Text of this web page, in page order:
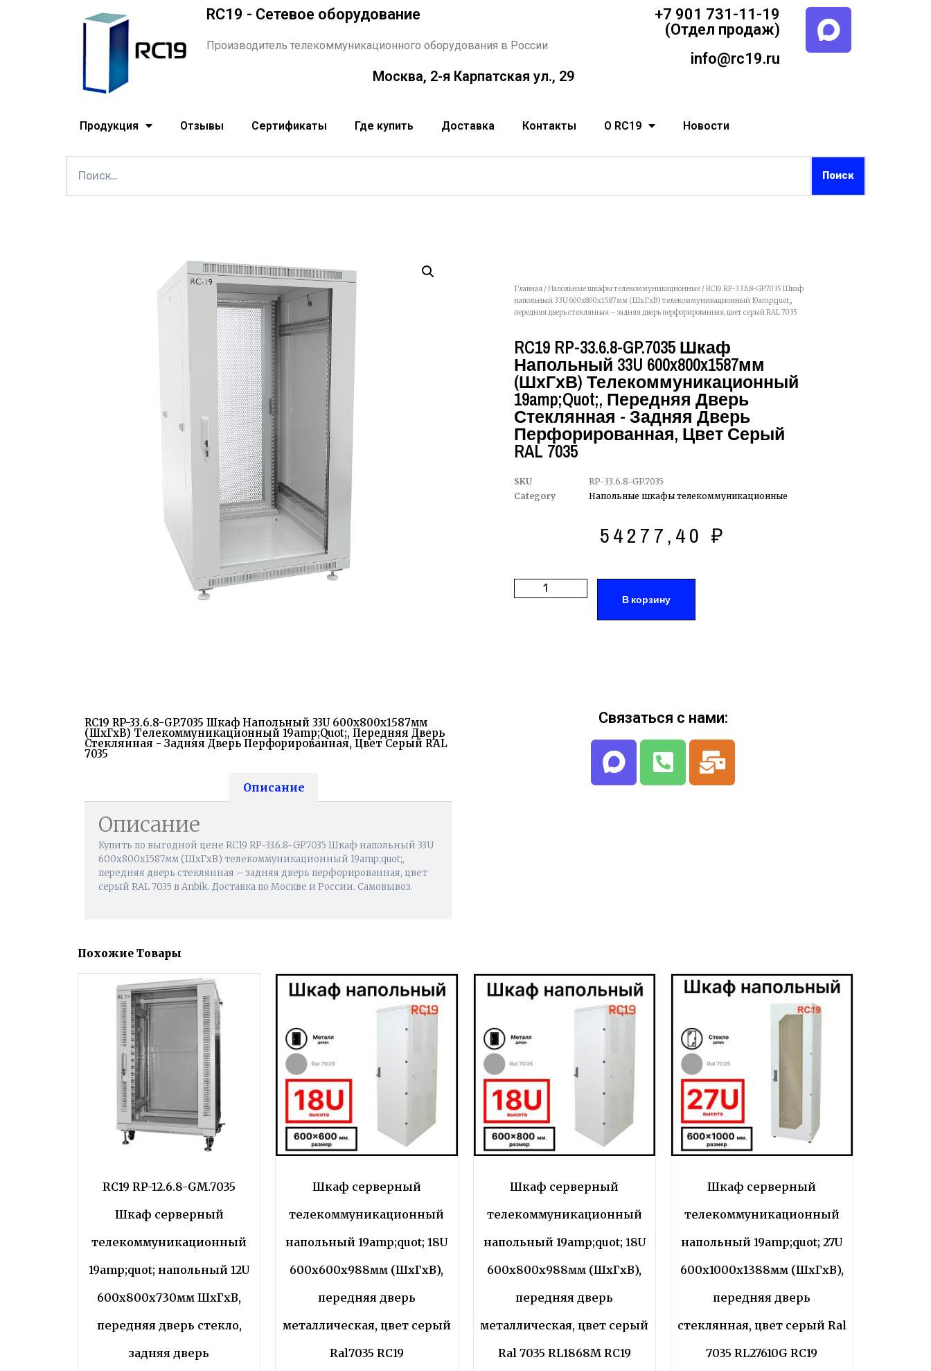
RC19 - Сетевое оборудование
Производитель телекоммуникационного оборудования в России
Москва, 2-я Карпатская ул., 29
+7 901 731-11-19
(Отдел продаж)
info@rc19.ru
Продукция Отзывы Сертификаты Где купить Доставка Контакты О RC19 Новости
Главная /Напольные шкафы телекоммуникационные / RC19 RP-33.6.8-GP.7035 Шкаф
напольный 33U 600x800x1587мм (ШхГхВ) телекоммуникационный 19amp;quot;,
передняя дверь стеклянная – задняя дверь перфорированная, цвет серый RAL 7035
RC19 RP-33.6.8-GP.7035 Шкаф
Напольный 33U 600x800x1587мм
(ШхГхВ) Телекоммуникационный
19amp;quot;, Передняя Дверь
Стеклянная - Задняя Дверь
Перфорированная, Цвет Серый
RAL 7035
SKU
RP-33.6.8-GP.7035
Category
Напольные шкафы телекоммуникационные
54277,40 ₽
В корзину
RC19 RP-33.6.8-GP.7035 Шкаф Напольный 33U 600x800x1587мм
(ШхГхВ) Телекоммуникационный 19amp;quot;, Передняя Дверь
Стеклянная - Задняя Дверь Перфорированная, Цвет Серый RAL
7035
Описание
Описание
Купить по выгодной цене RC19 RP-33.6.8-GP.7035 Шкаф напольный 33U
600x800x1587мм (ШхГхВ) телекоммуникационный 19amp;quot;,
передняя дверь стеклянная – задняя дверь перфорированная, цвет
серый RAL 7035 в Anbik. Доставка по Москве и России. Самовывоз.
Связаться с нами:
Похожие Товары
RC19 RP-12.6.8-GM.7035
Шкаф серверный
телекоммуникационный
19amp;quot; напольный 12U
600x800x730мм ШхГхВ,
передняя дверь стекло,
задняя дверь
Шкаф серверный
телекоммуникационный
напольный 19amp;quot; 18U
600x600x988мм (ШхГхВ),
передняя дверь
металлическая, цвет серый
Ral7035 RC19
Шкаф серверный
телекоммуникационный
напольный 19amp;quot; 18U
600x800x988мм (ШхГхВ),
передняя дверь
металлическая, цвет серый
Ral 7035 RL1868M RC19
Шкаф серверный
телекоммуникационный
напольный 19amp;quot; 27U
600x1000x1388мм (ШхГхВ),
передняя дверь
стеклянная, цвет серый Ral
7035 RL27610G RC19